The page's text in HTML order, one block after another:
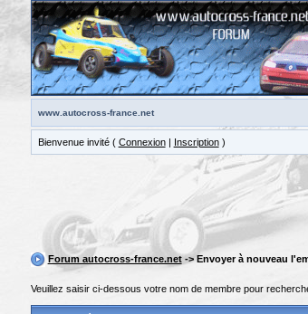
www.autocross-france.net
Bienvenue invité ( Connexion| Inscription)
Forum autocross-france.net-> Envoyer à nouveau
Veuillez saisir ci-dessous votre nom de membre pour